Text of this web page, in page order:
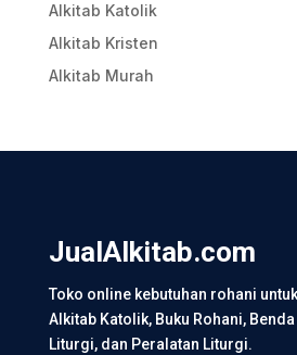
Alkitab Katolik
Alkitab Kristen
Alkitab Murah
JualAlkitab.com
Toko online kebutuhan rohani
Alkitab Katolik, Buku Rohani,
Liturgi, dan Peralatan Liturgi.